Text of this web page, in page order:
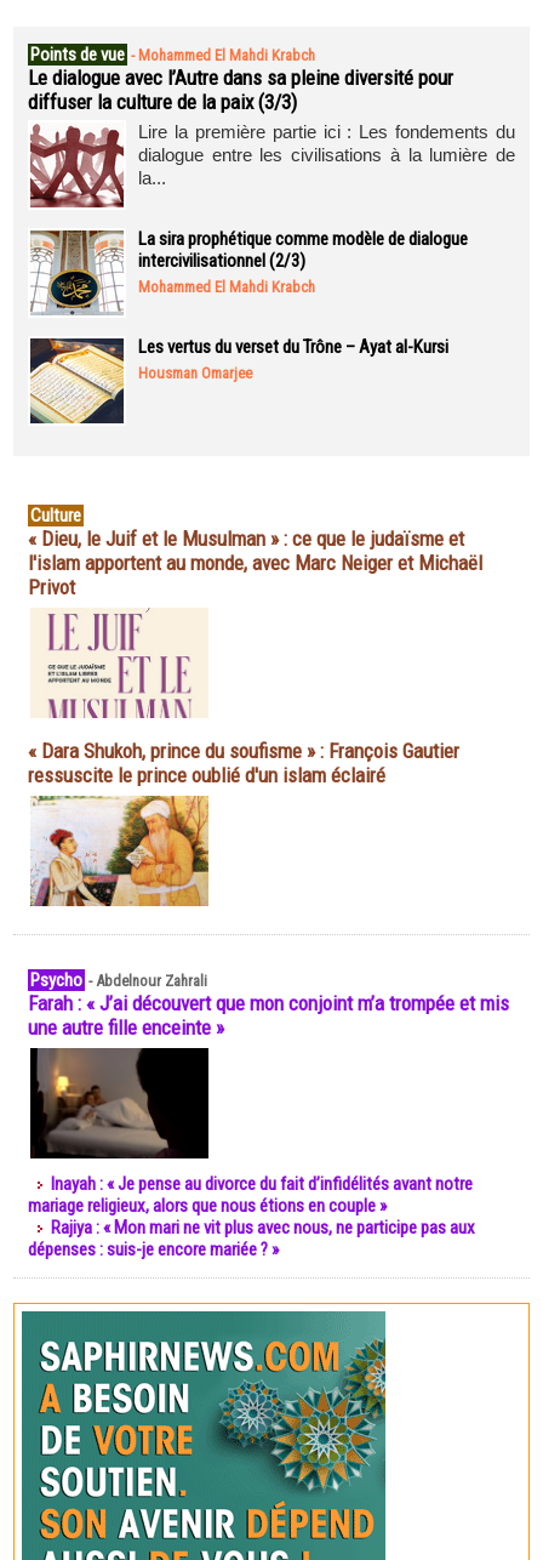
Points de vue - Mohammed El Mahdi Krabch
Le dialogue avec l’Autre dans sa pleine diversité pour
diffuser la culture de la paix (3/3)
Lire la première partie ici : Les fondements du
dialogue entre les civilisations à la lumière de
la...
La sira prophétique comme modèle de dialogue
intercivilisationnel (2/3)
Mohammed El Mahdi Krabch
Les vertus du verset du Trône – Ayat al-Kursi
Housman Omarjee
Culture
« Dieu, le Juif et le Musulman » : ce que le judaïsme et
l'islam apportent au monde, avec Marc Neiger et Michaël
Privot
« Dara Shukoh, prince du soufisme » : François Gautier
ressuscite le prince oublié d'un islam éclairé
Psycho -Abdelnour Zahrali
Farah : « J’ai découvert que mon conjoint m’a trompée et mis
une autre fille enceinte »
Inayah : « Je pense au divorce du fait d’infidélités avant notre
mariage religieux, alors que nous étions en couple »
Rajiya : « Mon mari ne vit plus avec nous, ne participe pas aux
dépenses : suis-je encore mariée ? »